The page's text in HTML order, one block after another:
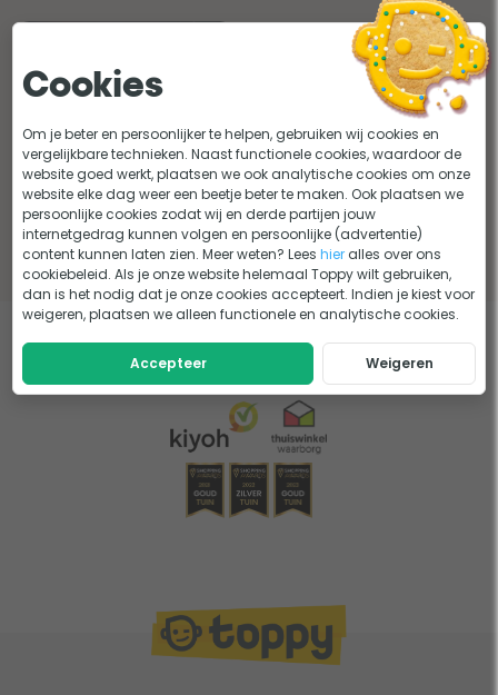
4 tips voor het voeren van je
vissen
Lees het advies
Eerder bekeken door jou
Cookies
Om je beter en persoonlijker te helpen, gebruiken wij cookies en
vergelijkbare technieken. Naast functionele cookies, waardoor de
website goed werkt, plaatsen we ook analytische cookies om onze
website elke dag weer een beetje beter te maken. Ook plaatsen we
persoonlijke cookies zodat wij en derde partijen jouw
internetgedrag kunnen volgen en persoonlijke (advertentie)
content kunnen laten zien. Meer weten? Leeshier alles over ons
cookiebeleid. Als je onze website helemaal Toppy wilt gebruiken,
dan is het nodig dat je onze cookies accepteert. Indien je kiest voor
weigeren, plaatsen we alleen functionele en analytische cookies.
Accepteer Weigeren